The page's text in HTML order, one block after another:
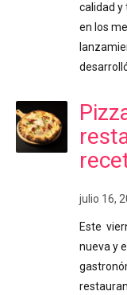
calidad y
en los
julio 16,
Este
nueva y